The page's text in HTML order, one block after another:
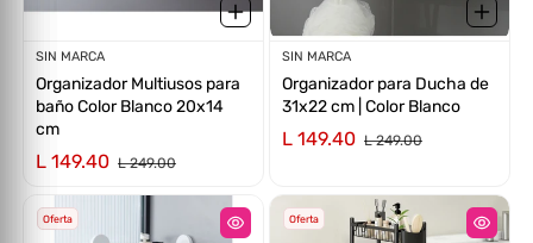
Proveedor:
SIN MARCA
Organizador Multiusos para
baño Color Blanco 20x14
cm
L 149.40 L 249.00
Proveedor:
SIN MARCA
Organizador para Ducha de
31x22 cm | Color Blanco
L 149.40 L 249.00
Oferta Oferta